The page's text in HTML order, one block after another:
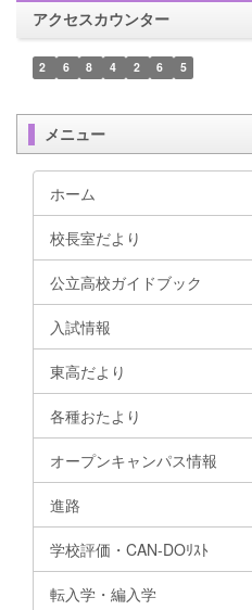
アクセスカウンター
2 6 8 4 2 6 5
メニュー
ホーム
校長室だより
公立高校ガイドブック
入試情報
東高だより
各種おたより
オープンキャンパス情報
進路
学校評価・CAN-DOﾘｽﾄ
転入学・編入学